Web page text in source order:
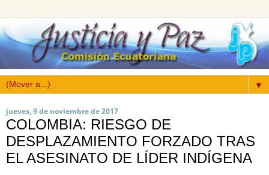
▼
jueves, 9 de noviembre de 2017
COLOMBIA: RIESGO DE
DESPLAZAMIENTO FORZADO TRAS
EL ASESINATO DE LÍDER INDÍGENA